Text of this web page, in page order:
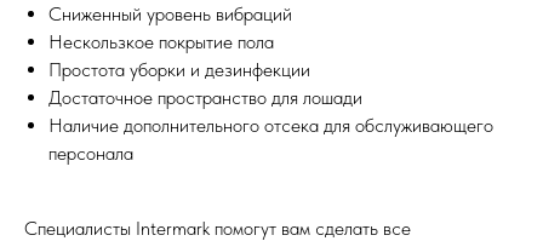
Сниженный уровень вибраций
Нескользкое покрытие пола
Простота уборки и дезинфекции
Достаточное пространство для лошади
Наличие дополнительного отсека для обслуживающего
персонала
Специалисты Intermark помогут вам сделать все